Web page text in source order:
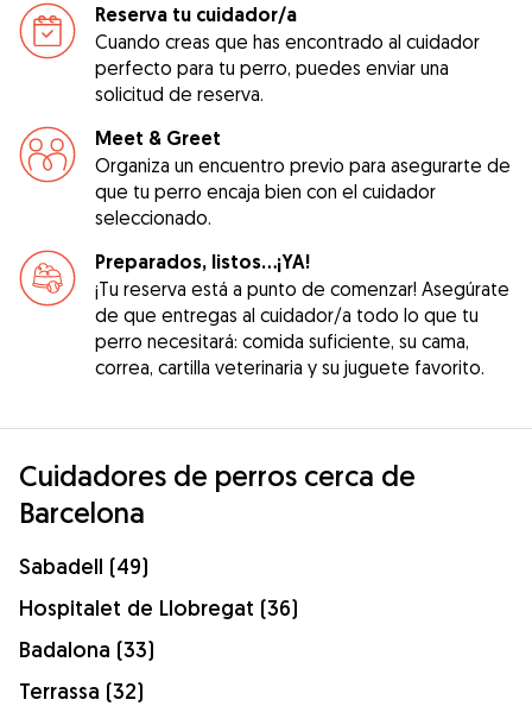
Reserva tu cuidador/a
Cuando creas que has encontrado al cuidador
perfecto para tu perro, puedes enviar una
solicitud de reserva.
Meet & Greet
Organiza un encuentro previo para asegurarte de
que tu perro encaja bien con el cuidador
seleccionado.
Preparados, listos...¡YA!
¡Tu reserva está a punto de comenzar! Asegúrate
de que entregas al cuidador/a todo lo que tu
perro necesitará: comida suficiente, su cama,
correa, cartilla veterinaria y su juguete favorito.
Cuidadores de perros cerca de
Barcelona
Sabadell (49)
Hospitalet de Llobregat (36)
Badalona (33)
Terrassa (32)